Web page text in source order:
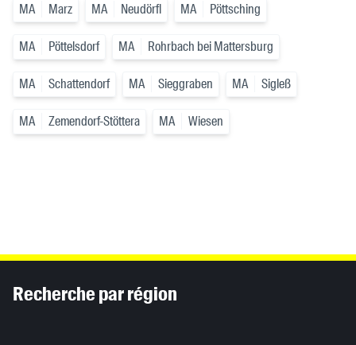
MA Marz MA Neudörfl MA Pöttsching
MA Pöttelsdorf MA Rohrbach bei Mattersburg
MA Schattendorf MA Sieggraben MA Sigleß
MA Zemendorf-Stöttera MA Wiesen
Recherche par région